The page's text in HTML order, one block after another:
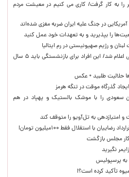
را به کار گرفت/ کاری می کنیم در معیشت مردم
در جنگ علیه ایران ضربه مغزی شده‌اند
را بپذیرید و به تعهدات خود عمل کنید
و رژیم صهیونیستی در رم ایتالیا
فوری؛ شرط جدید بازنشستگی اعلام شد/ این افراد برای بازنشستگی باید ۵ سال
حلالیت طلبید + عکس
گذرگاه موقت در تنگه هرمز
سعودی را با موشک بالستیک و پهپاد در هم
و امتیازدهی به تل‌آویو را متوقف کند
با استقلال فقط ۱۰۰میلیون تومان!
مجلس بازگشت
نگیرید
به پرسپولیس